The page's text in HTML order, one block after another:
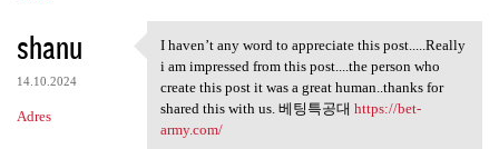
shanu
14.10.2024
Adres
I haven’t any word to
I haven’t any word to appreciate this post.....Really
i am impressed from this post....the person who
create this post it was a great human..thanks for
shared this with us. 베팅특공대 https://bet-
army.com/